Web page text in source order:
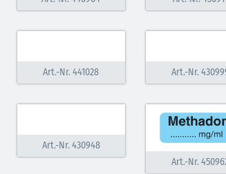
Art.-Nr. 441028 Art.-Nr.
Art.-Nr. 430948
Art.-Nr.